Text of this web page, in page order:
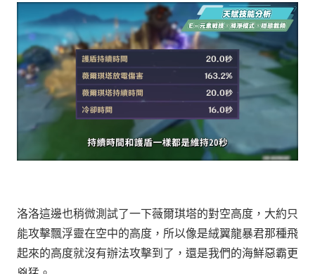
洛洛這邊也稍微測試了一下薇爾琪塔的對空高度，大約只
能攻擊飄浮靈在空中的高度， 所以像是絨翼龍暴君那種飛
起來的高度就沒有辦法攻擊到了，還是我們的海鮮惡霸更